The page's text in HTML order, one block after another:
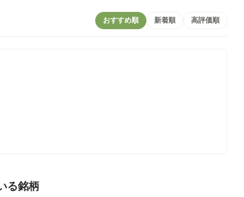
おすすめ順 新着順 高評価順
る銘柄